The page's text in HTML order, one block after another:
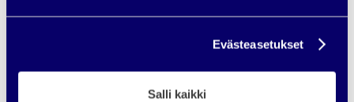
Evästeasetukset
Salli kaikki
kohderyhmäsi aikomuksia suhteessa yrityksesi tarjoamiin
Muista tässäkin kohtaa laajemman markkinan strategia eli älä